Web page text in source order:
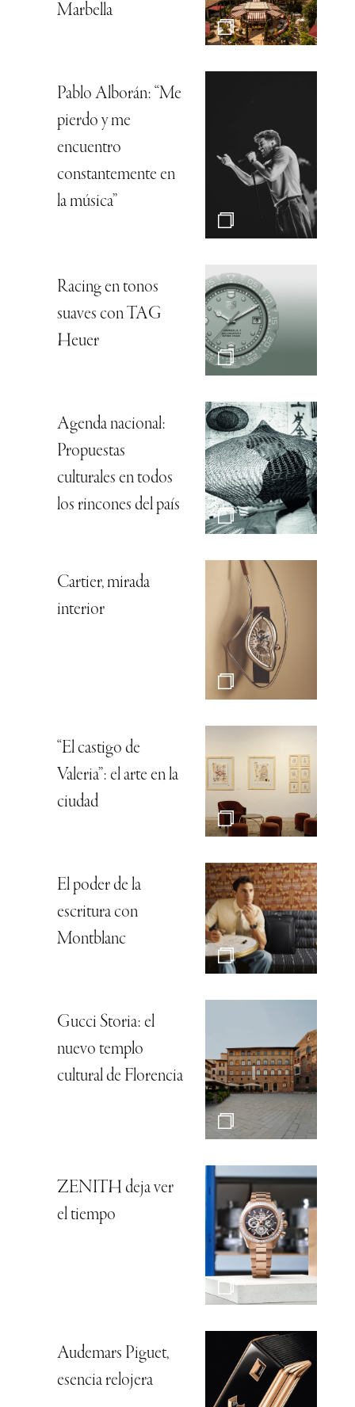
Marbella
Pablo Alborán: “Me
pierdo y me
encuentro
constantemente en
la música”
Racing en tonos
suaves con TAG
Heuer
Agenda nacional:
Propuestas
culturales en todos
los rincones del país
Cartier, mirada
interior
“El castigo de
Valeria”: el arte en la
ciudad
El poder de la
escritura con
Montblanc
Gucci Storia: el
nuevo templo
cultural de Florencia
ZENITH deja ver
el tiempo
Audemars Piguet,
esencia relojera